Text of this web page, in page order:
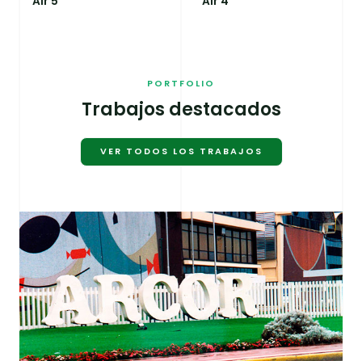
PORTFOLIO
Trabajos destacados
VER TODOS LOS TRABAJOS